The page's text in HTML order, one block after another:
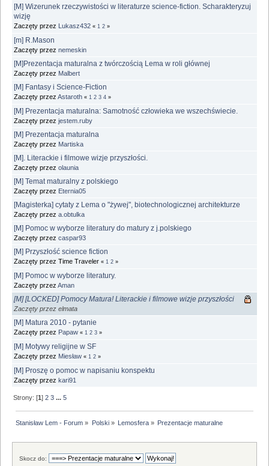
[M] Wizerunek rzeczywistości w literaturze science-fiction. Scharakteryzuj
wizję
Zaczęty przez Lukasz432 « 1 2 »
[m] R.Mason
Zaczęty przez nemeskin
[M]Prezentacja maturalna z twórczością Lema w roli głównej
Zaczęty przez Malbert
[M] Fantasy i Science-Fiction
Zaczęty przez Astaroth « 1 2 3 4 »
[M] Prezentacja maturalna: Samotność człowieka we wszechświecie.
Zaczęty przez jestem.ruby
[M] Prezentacja maturalna
Zaczęty przez Martiska
[M]. Literackie i filmowe wizje przyszłości.
Zaczęty przez olaunia
[M] Temat maturalny z polskiego
Zaczęty przez Eternia05
[Magisterka] cytaty z Lema o "żywej", biotechnologicznej architekturze
Zaczęty przez a.obtulka
[M] Pomoc w wyborze literatury do matury z j.polskiego
Zaczęty przez caspar93
[M] Przyszłość science fiction
Zaczęty przez Time Traveler « 1 2 »
[M] Pomoc w wyborze literatury.
Zaczęty przez Aman
[M] [LOCKED] Pomocy Matura! Literackie i filmowe wizje przyszłości
Zaczęty przez elmata
[M] Matura 2010 - pytanie
Zaczęty przez Papaw « 1 2 3 »
[M] Motywy religijne w SF
Zaczęty przez Miesław « 1 2 »
[M] Proszę o pomoc w napisaniu konspektu
Zaczęty przez kari91
Strony: [1]2 3 ...5
Stanisław Lem - Forum » Polski» Lemosfera» Prezentacje maturalne
Skocz do: